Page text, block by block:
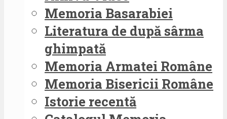
Memoria Basarabiei
Literatura de după sârma
ghimpată
Memoria Armatei Române
Memoria Bisericii Române
Istorie recentă